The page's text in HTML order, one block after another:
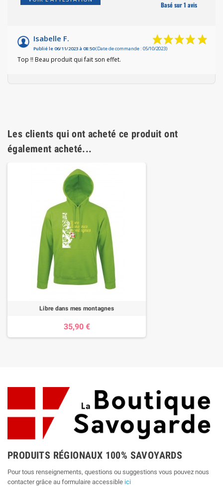
Basé sur 1 avis
Isabelle F.
Publié le 06/11/2023 à 08:50(Date de commande : 05/10/2023)
Top !! Beau produit qui fait son effet.
Les clients qui ont acheté ce produit ont
également acheté...
Libre dans mes montagnes
35,90 €
PRODUITS RÉGIONAUX 100% SAVOYARDS
Pour tous renseignements, questions ou suggestions vous pouvez nous
contacter grâce au formulaire accessible ici